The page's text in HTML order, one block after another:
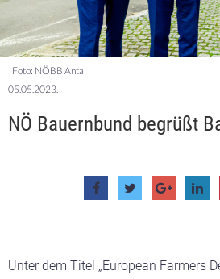
Foto: NÖBB Antal
05.05.2023.
NÖ Bauernbund begrüßt
Unter dem Titel „European Farmers